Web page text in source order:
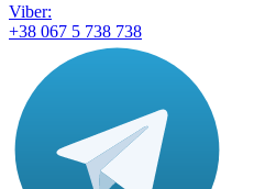
Viber:
+38 067 5 738 738